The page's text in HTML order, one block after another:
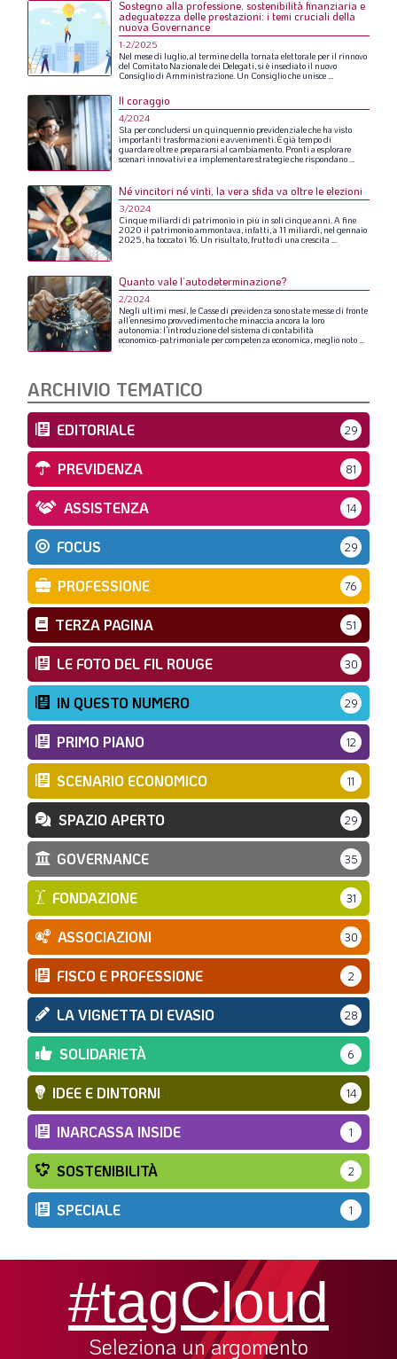
Sostegno alla professione, sostenibilità finanziaria e
adeguatezza delle prestazioni: i temi cruciali della
nuova Governance
1-2/2025
Nel mesedi luglio,al terminedella tornata elettorale peril rinnovo
del Comitato Nazionaledei Delegati,si èinsediatoil nuovo
Consigliodi Amministrazione. Un Consiglioche unisce...
Il coraggio
4/2024
Sta perconcludersi un quinquennio previdenzialeche ha visto
importanti trasformazioni eavvenimenti.Ègià tempodi
guardareoltree prepararsi al cambiamento. Pronti a esplorare
scenari innovativi ea implementarestrategieche rispondano...
Né vincitori né vinti, la vera sfida va oltre le elezioni
3/2024
Cinque miliardi di patrimonioin più in soli cinqueanni.A fine
2020 il patrimonioammontava,infatti,a 11 miliardi, nel gennaio
2025, ha toccatoi 16. Un risultato, fruttodi una crescita ...
Quanto vale l’autodeterminazione?
2/2024
Negli ultimi mesi, le Cassedi previdenza sonostate messedi fronte
all’ennesimo provvedimentoche minaccia ancora la loro
autonomia: l’introduzionedel sistema di contabilità
economico-patrimoniale percompetenza economica, meglio noto...
ARCHIVIO TEMATICO
EDITORIALE 29
PREVIDENZA 81
ASSISTENZA 14
FOCUS 29
PROFESSIONE 76
TERZA PAGINA 51
LE FOTO DEL FIL ROUGE 30
IN QUESTO NUMERO 29
PRIMO PIANO 12
SCENARIO ECONOMICO 11
SPAZIO APERTO 29
GOVERNANCE 35
FONDAZIONE 31
ASSOCIAZIONI 30
FISCO E PROFESSIONE 2
LA VIGNETTA DI EVASIO 28
SOLIDARIETÀ 6
IDEE E DINTORNI 14
INARCASSA INSIDE 1
SOSTENIBILITÀ 2
SPECIALE 1
#tagCloud
Seleziona un argomento